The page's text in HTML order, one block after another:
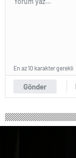
Gönder
En az 10 karakter gerekli